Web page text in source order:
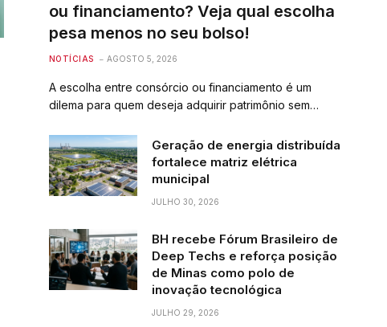
ou financiamento? Veja qual escolha
pesa menos no seu bolso!
NOTÍCIAS AGOSTO 5, 2026
A escolha entre consórcio ou financiamento é um
dilema para quem deseja adquirir patrimônio sem…
Geração de energia distribuída
fortalece matriz elétrica
municipal
JULHO 30, 2026
BH recebe Fórum Brasileiro de
Deep Techs e reforça posição
de Minas como polo de
inovação tecnológica
JULHO 29, 2026